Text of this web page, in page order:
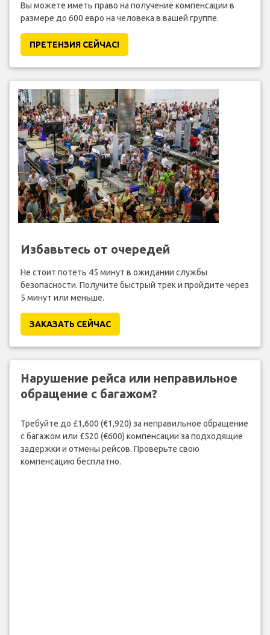
Вы можете иметь право на получение компенсации в
размере до 600 евро на человека в вашей группе.
ПРЕТЕНЗИЯ CЕЙЧАС!
Избавьтесь от очередей
Не стоит потеть 45 минут в ожидании службы
безопасности. Получите быстрый трек и пройдите через
5 минут или меньше.
ЗАКАЗАТЬ СЕЙЧАС
Нарушение рейса или неправильное
обращение с багажом?
Требуйте до £1,600 (€1,920) за неправильное обращение
с багажом или £520 (€600) компенсации за подходящие
задержки и отмены рейсов. Проверьте свою
компенсацию бесплатно.